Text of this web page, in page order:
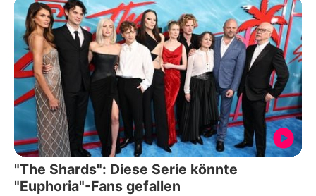
"The Shards": Diese Serie könnte
"Euphoria"-Fans gefallen